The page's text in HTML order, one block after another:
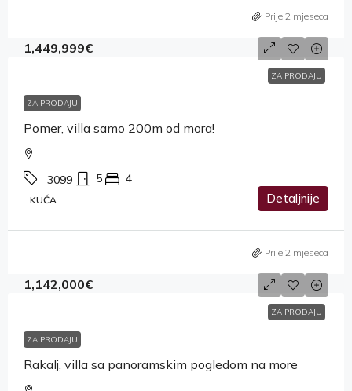
Prije 2 mjeseca
ZA PRODAJU
1,449,999€
ZA PRODAJU
Pomer, villa samo 200m od mora!
3099 5 4
KUĆA Detaljnije
Prije 2 mjeseca
ZA PRODAJU
1,142,000€
ZA PRODAJU
Rakalj, villa sa panoramskim pogledom na more